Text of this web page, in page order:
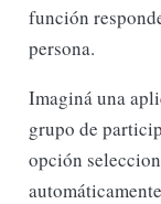
función
persona.
Imaginá una
grupo de
opción